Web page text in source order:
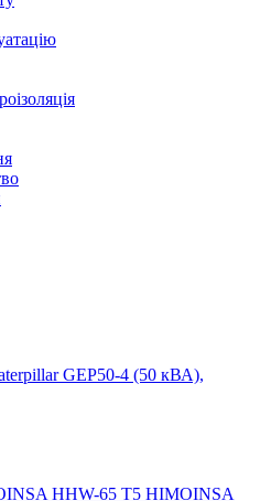
GEP50-4 (50 кВА),